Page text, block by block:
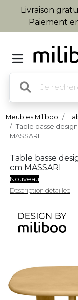
Livraison
Paiement
Meubles Miliboo
Table basse
MASSARI
Table basse
cm MASSARI
Nouveau
Description détaillée